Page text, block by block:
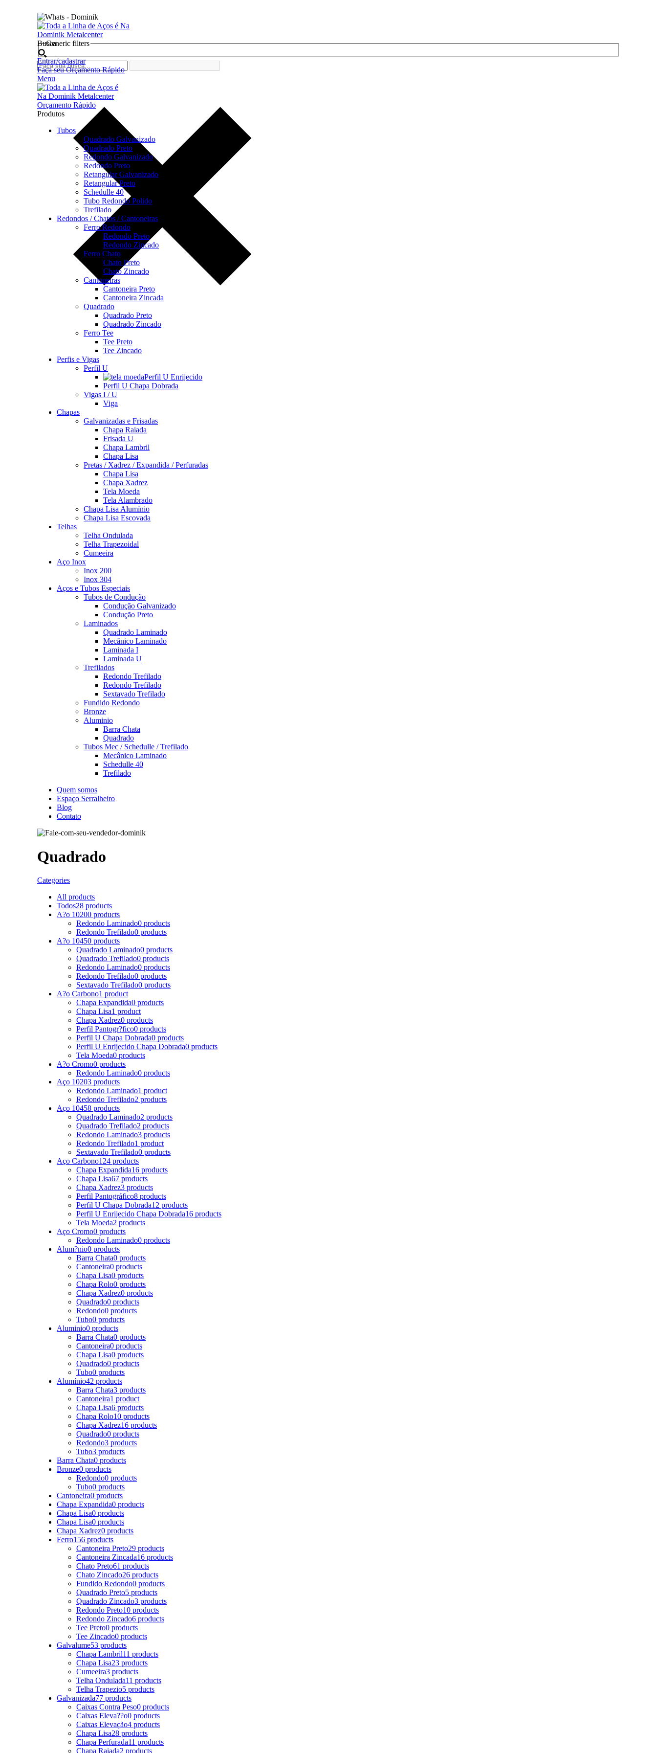
BuscaGeneric filters
Entrar/cadastrar
Faça seu Orçamento Rápido
Menu
Orçamento Rápido
Produtos
Tubos
Quadrado Galvanizado
Quadrado Preto
Redondo Galvanizado
Redondo Preto
Retangular Galvanizado
Retangular Preto
Schedulle 40
Tubo Redondo Polido
Trefilado
Redondos / Chatos / Cantoneiras
Ferro Redondo
Redondo Preto
Redondo Zincado
Ferro Chato
Chato Preto
Chato Zincado
Cantoneiras
Cantoneira Preto
Cantoneira Zincada
Quadrado
Quadrado Preto
Quadrado Zincado
Ferro Tee
Tee Preto
Tee Zincado
Perfis e Vigas
Perfil U
Perfil U Enrijecido
Perfil U Chapa Dobrada
Vigas I / U
Viga
Chapas
Galvanizadas e Frisadas
Chapa Raiada
Frisada U
Chapa Lambril
Chapa Lisa
Pretas / Xadrez / Expandida / Perfuradas
Chapa Lisa
Chapa Xadrez
Tela Moeda
Tela Alambrado
Chapa Lisa Alumínio
Chapa Lisa Escovada
Telhas
Telha Ondulada
Telha Trapezoidal
Cumeeira
Aço Inox
Inox 200
Inox 304
Aços e Tubos Especiais
Tubos de Condução
Condução Galvanizado
Condução Preto
Laminados
Quadrado Laminado
Mecânico Laminado
Laminada I
Laminada U
Trefilados
Redondo Trefilado
Redondo Trefilado
Sextavado Trefilado
Fundido Redondo
Bronze
Aluminio
Barra Chata
Quadrado
Tubos Mec / Schedulle / Trefilado
Mecânico Laminado
Schedulle 40
Trefilado
Quem somos
Espaço Serralheiro
Blog
Contato
Quadrado
Categories
All products
Todos28 products
A?o 10200 products
Redondo Laminado0 products
Redondo Trefilado0 products
A?o 10450 products
Quadrado Laminado0 products
Quadrado Trefilado0 products
Redondo Laminado0 products
Redondo Trefilado0 products
Sextavado Trefilado0 products
A?o Carbono1 product
Chapa Expandida0 products
Chapa Lisa1 product
Chapa Xadrez0 products
Perfil Pantogr?fico0 products
Perfil U Chapa Dobrada0 products
Perfil U Enrijecido Chapa Dobrada0 products
Tela Moeda0 products
A?o Cromo0 products
Redondo Laminado0 products
Aço 10203 products
Redondo Laminado1 product
Redondo Trefilado2 products
Aço 10458 products
Quadrado Laminado2 products
Quadrado Trefilado2 products
Redondo Laminado3 products
Redondo Trefilado1 product
Sextavado Trefilado0 products
Aço Carbono124 products
Chapa Expandida16 products
Chapa Lisa67 products
Chapa Xadrez3 products
Perfil Pantográfico8 products
Perfil U Chapa Dobrada12 products
Perfil U Enrijecido Chapa Dobrada16 products
Tela Moeda2 products
Aço Cromo0 products
Redondo Laminado0 products
Alum?nio0 products
Barra Chata0 products
Cantoneira0 products
Chapa Lisa0 products
Chapa Rolo0 products
Chapa Xadrez0 products
Quadrado0 products
Redondo0 products
Tubo0 products
Aluminio0 products
Barra Chata0 products
Cantoneira0 products
Chapa Lisa0 products
Quadrado0 products
Tubo0 products
Alumínio42 products
Barra Chata3 products
Cantoneira1 product
Chapa Lisa6 products
Chapa Rolo10 products
Chapa Xadrez16 products
Quadrado0 products
Redondo3 products
Tubo3 products
Barra Chata0 products
Bronze0 products
Redondo0 products
Tubo0 products
Cantoneira0 products
Chapa Expandida0 products
Chapa Lisa0 products
Chapa Lisa0 products
Chapa Xadrez0 products
Ferro156 products
Cantoneira Preto29 products
Cantoneira Zincada16 products
Chato Preto61 products
Chato Zincado26 products
Fundido Redondo0 products
Quadrado Preto5 products
Quadrado Zincado3 products
Redondo Preto10 products
Redondo Zincado6 products
Tee Preto0 products
Tee Zincado0 products
Galvalume53 products
Chapa Lambril11 products
Chapa Lisa23 products
Cumeeira3 products
Telha Ondulada11 products
Telha Trapezio5 products
Galvanizada77 products
Caixas Contra Peso0 products
Caixas Eleva??o0 products
Caixas Elevação4 products
Chapa Lisa28 products
Chapa Perfurada11 products
Chapa Raiada2 products